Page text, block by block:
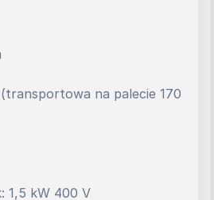
na palecie 170
1,5 kW 400 V